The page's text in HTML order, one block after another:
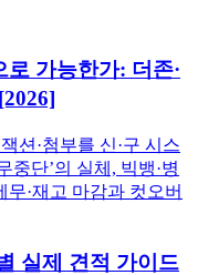
가능한가: 더존·
션·첨부를 신·구 시스
중단’의 실체, 빅뱅·병
·재고 마감과 컷오버
실제 견적 가이드